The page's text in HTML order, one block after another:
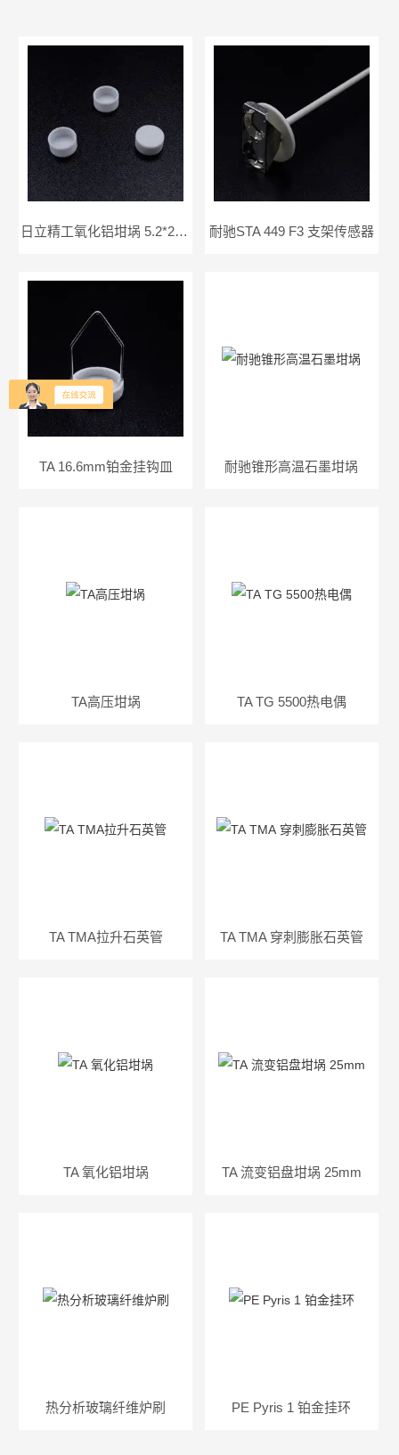
日立精工氧化铝坩埚 5.2*2.5mm 耐驰STA 449 F3 支架传感器
TA 16.6mm铂金挂钩皿 耐驰锥形高温石墨坩埚
TA高压坩埚 TA TG 5500热电偶
TA TMA拉升石英管 TA TMA 穿刺膨胀石英管
TA 氧化铝坩埚 TA 流变铝盘坩埚 25mm
热分析玻璃纤维炉刷 PE Pyris 1 铂金挂环